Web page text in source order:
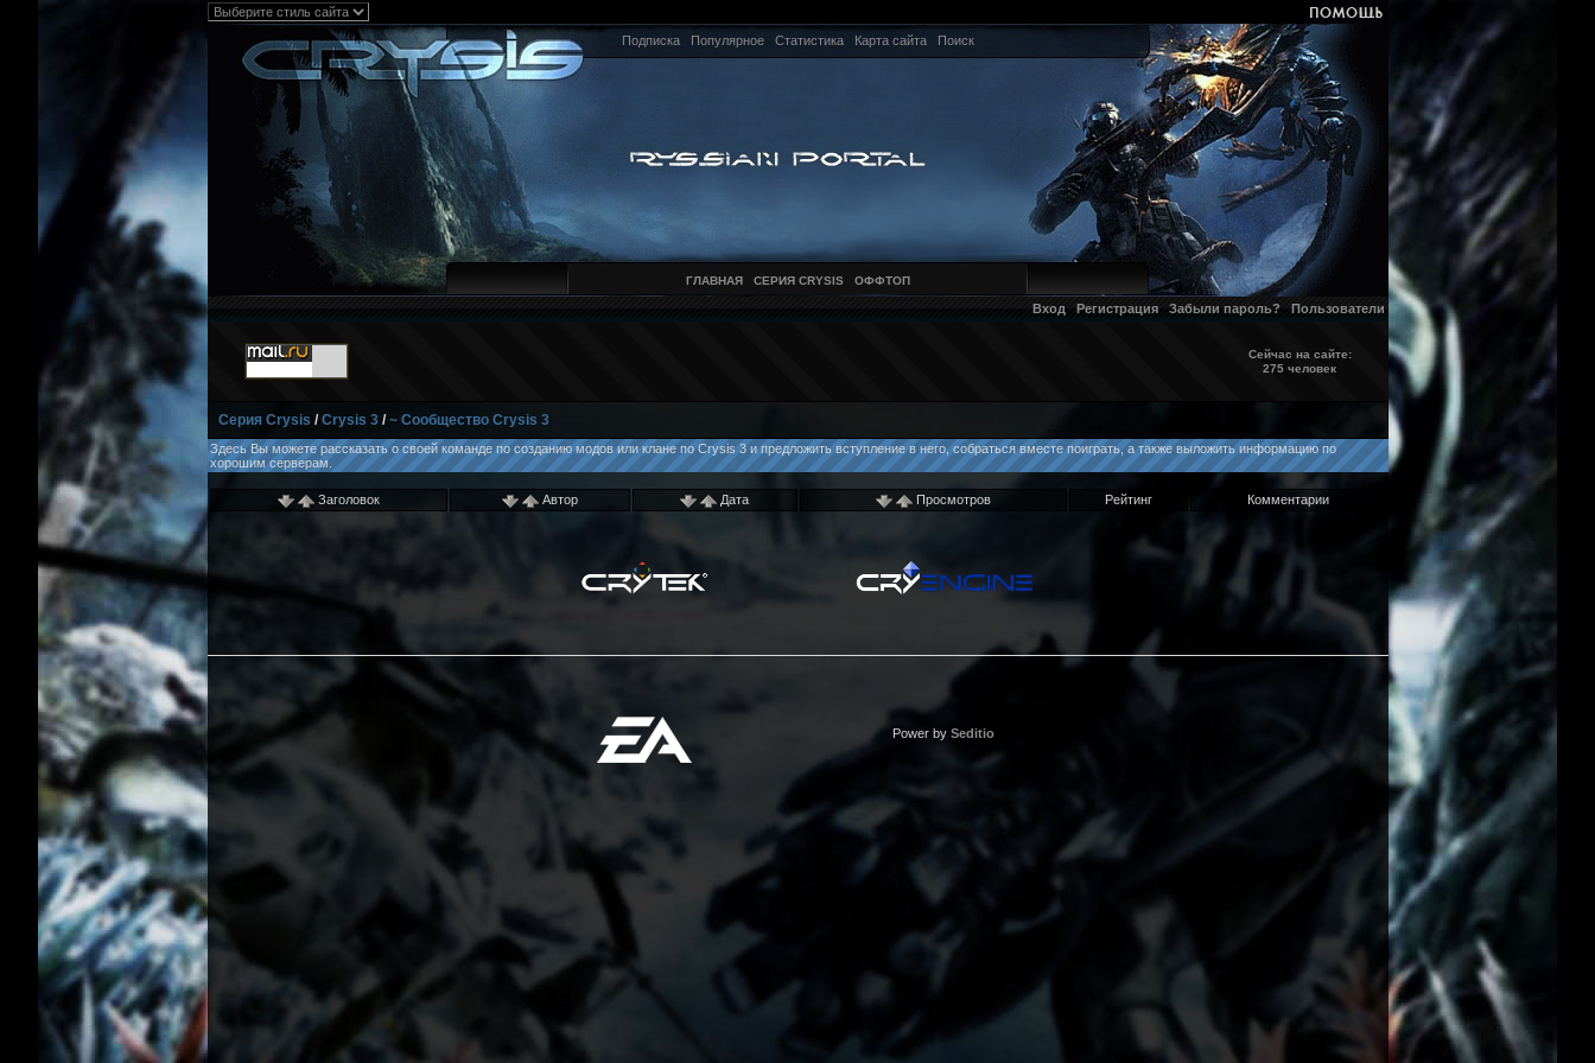
Подписка Популярное Статистика Карта сайта Поиск
ГЛАВНАЯ СЕРИЯ CRYSIS ОФФТОП
Вход Регистрация Забыли пароль? Пользователи
Сейчас на сайте:
275 человек
Серия Crysis /Crysis 3/~ Сообщество Crysis 3
Здесь Вы можете рассказать о своей команде по созданию модов или клане по Crysis 3 и предложить вступление в него, собраться вместе поиграть, а также выложить информацию по
хорошим серверам.
Заголовок Автор Дата Просмотров Рейтинг Комментарии
Power by Seditio